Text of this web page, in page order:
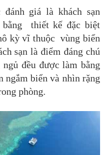
đánh giá là khách sạn
thiết kế đặc biệt
kỳ vĩ thuộc vùng biển
sạn là điểm đáng chú
đều được làm bằng
ngắm biển và nhìn rặng
phòng.